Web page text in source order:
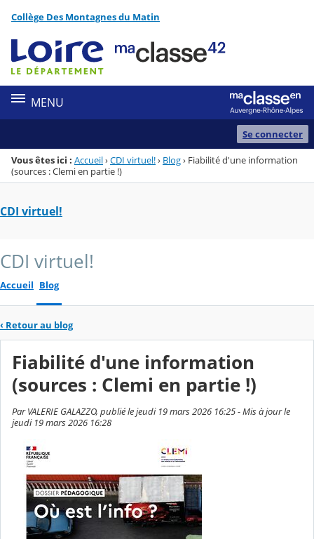
Menu de la rubrique
Contenu
Collège Des Montagnes du Matin
MENU
Se connecter
Vous êtes ici : Accueil›CDI virtuel!› Blog› Fiabilité d'une information
(sources : Clemi en partie !)
CDI virtuel!
CDI virtuel!
Accueil Blog
‹ Retour au blog
Fiabilité d'une information
(sources : Clemi en partie !)
Par VALERIE GALAZZO, publié le jeudi 19 mars 2026 16:25 - Mis à jour le
jeudi 19 mars 2026 16:28